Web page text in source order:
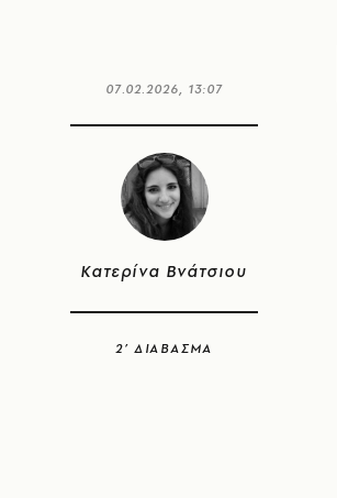
07.02.2026, 13:07
Κατερίνα Βνάτσιου
2’ ΔΙΑΒΑΣΜΑ